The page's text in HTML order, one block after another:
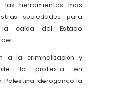
herramientas más
sociedades para
caída del Estado
a la criminalización y
de la protesta en
Palestina, derogando la